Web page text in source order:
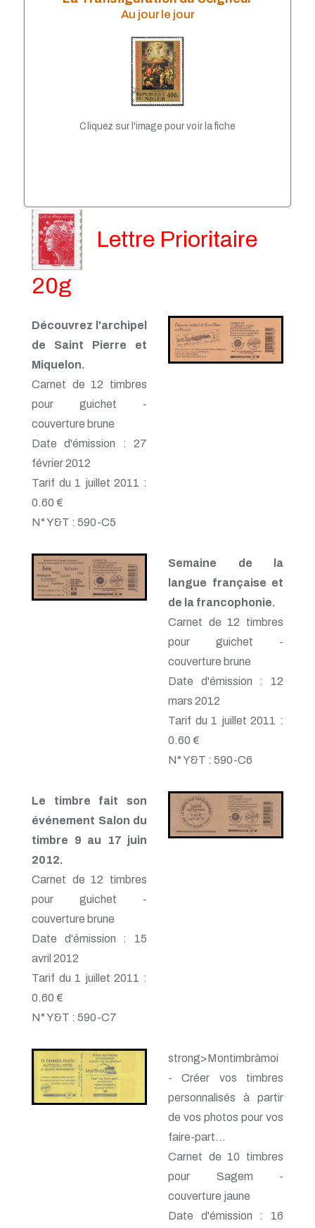
Année 1998
Année 1997
Au jour le jour
Cliquez sur l'image pour voir la fiche
Lettre Prioritaire
20g
Découvrez l'archipel
de Saint Pierre et
Miquelon.
Carnet de 12 timbres
pour guichet -
couverture brune
Date d'émission : 27
février 2012
Tarif du 1 juillet 2011 :
0.60 €
N° Y&T : 590-C5
Semaine de la
langue française et
de la francophonie.
Carnet de 12 timbres
pour guichet -
couverture brune
Date d'émission : 12
mars 2012
Tarif du 1 juillet 2011 :
0.60 €
N° Y&T : 590-C6
Le timbre fait son
événement Salon du
timbre 9 au 17 juin
2012.
Carnet de 12 timbres
pour guichet -
couverture brune
Date d'émission : 15
avril 2012
Tarif du 1 juillet 2011 :
0.60 €
N° Y&T : 590-C7
strong>Montimbràmoi
- Créer vos timbres
personnalisés à partir
de vos photos pour vos
faire-part...
Carnet de 10 timbres
pour Sagem -
couverture jaune
Date d'émission : 16